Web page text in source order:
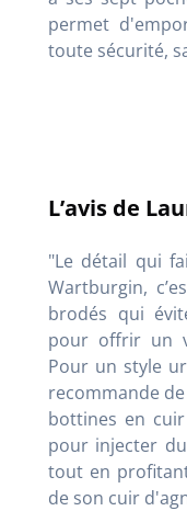
permet
toute sécurité,
L’avis de
"Le détail qui
Wartburgin,
brodés qui
pour offrir un
Pour un style
recommande
bottines en
pour injecter
tout en
de son cuir